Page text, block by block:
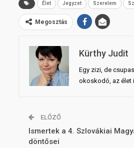
Élet Jegyzet Szerelem
Megosztás
Kürthy Judit
Egy zizi, de
okoskodó, az élet
ELŐZŐ
Ismertek a 4. Szlovákiai
döntősei